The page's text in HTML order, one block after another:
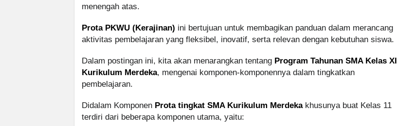
menengah atas.
Prota PKWU (Kerajinan) ini bertujuan untuk membagikan panduan dalam merancang
aktivitas pembelajaran yang fleksibel, inovatif, serta relevan dengan kebutuhan siswa.
Dalam postingan ini, kita akan menarangkan tentang Program Tahunan SMA Kelas XI
Kurikulum Merdeka, mengenai komponen-komponennya dalam tingkatkan
pembelajaran.
Didalam Komponen Prota tingkat SMA Kurikulum Merdekakhusunya buat Kelas 11
terdiri dari beberapa komponen utama, yaitu: